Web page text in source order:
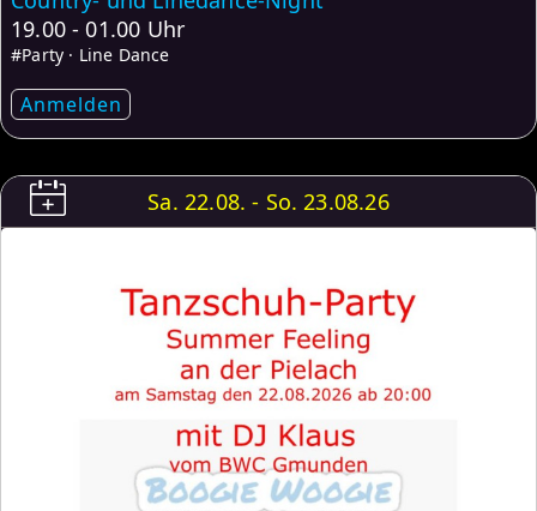
19.00 - 01.00 Uhr
#Party · Line Dance
Anmelden
Sa. 22.08. - So. 23.08.26